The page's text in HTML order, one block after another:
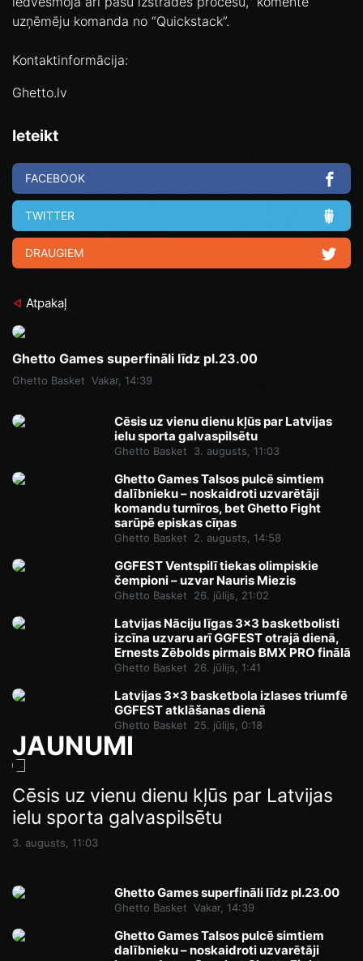
uzņēmēju komanda no “Quickstack”.
Kontaktinformācija:
Ghetto.lv
Ieteikt
FACEBOOK
TWITTER
DRAUGIEM
Atpakaļ
Ghetto Games superfināli līdz pl.23.00
Ghetto Basket Vakar, 14:39
Cēsis uz vienu dienu kļūs par Latvijas
ielu sporta galvaspilsētu
Ghetto Basket 3. augusts, 11:03
Ghetto Games Talsos pulcē simtiem
dalībnieku – noskaidroti uzvarētāji
komandu turnīros, bet Ghetto Fight
sarūpē episkas cīņas
Ghetto Basket 2. augusts, 14:58
GGFEST Ventspilī tiekas olimpiskie
čempioni – uzvar Nauris Miezis
Ghetto Basket 26. jūlijs, 21:02
Latvijas Nāciju līgas 3x3 basketbolisti
izcīna uzvaru arī GGFEST otrajā dienā,
Ernests Zēbolds pirmais BMX PRO finālā
Ghetto Basket 26. jūlijs, 1:41
Latvijas 3x3 basketbola izlases triumfē
GGFEST atklāšanas dienā
Ghetto Basket 25. jūlijs, 0:18
JAUNUMI
Ghetto Games superfināli līdz pl.23.00
Vakar, 14:46
Cēsis uz vienu dienu kļūs par Latvijas
ielu sporta galvaspilsētu
3. augusts, 11:03
Pēdējā iespēja pirms Superfināla:
Ghetto Football pie “AKROPOLE Rīga”
izspēlēs dubultos punktus
Ghetto Games superfināli līdz pl.23.00
Ghetto Basket Vakar, 14:39
Ghetto Games Talsos pulcē simtiem
dalībnieku – noskaidroti uzvarētāji